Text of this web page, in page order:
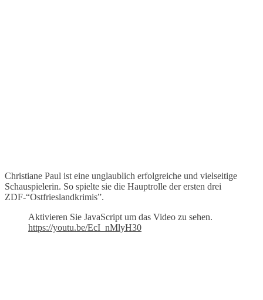
Christiane Paul ist eine unglaublich erfolgreiche und vielseitige
Schauspielerin. So spielte sie die Hauptrolle der ersten drei
ZDF-“Ostfrieslandkrimis”.
Aktivieren Sie JavaScript um das Video zu sehen.
https://youtu.be/EcI_nMlyH30